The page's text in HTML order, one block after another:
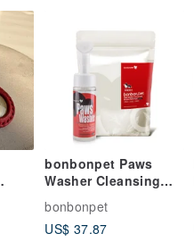
bonbonpet Paws
Washer Cleansing
Mousse for
dogs/value set
430ml, no rinsing
bonbonpet
US$ 37.87